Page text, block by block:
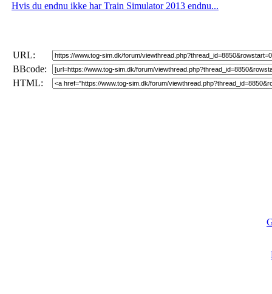
Hvis du endnu ikke har Train Simulator 2013 endnu...
URL:
BBcode:
HTML: